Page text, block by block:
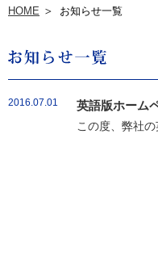
HOME お知らせ一覧
2016.07.01 英語版ホーム
この度、弊社